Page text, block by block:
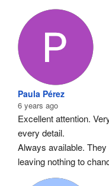
Paula Pérez
6 years ago
Excellent attention.
every detail.
Always available.
leaving nothing to